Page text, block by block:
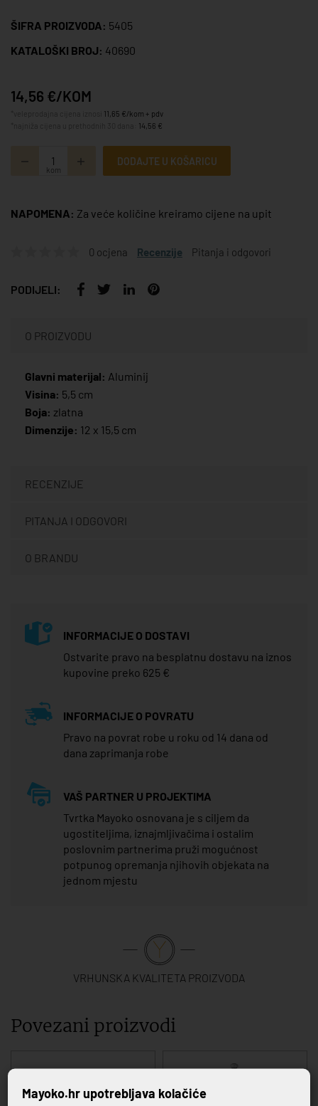
ŠIFRA PROIZVODA: 5405
KATALOŠKI BROJ: 40690
14,56 €/KOM
11,65 €/kom + pdv
14,56 €
kom
DODAJTE U KOŠARICU
NAPOMENA: Za veće količine kreiramo cijene na upit
0 ocjena Recenzije Pitanja i odgovori
PODIJELI:
O PROIZVODU
Glavni materijal: Aluminij
Visina: 5,5 cm
Boja: zlatna
Dimenzije: 12 x 15,5 cm
RECENZIJE
PITANJA I ODGOVORI
O BRANDU
INFORMACIJE O DOSTAVI
Ostvarite pravo na besplatnu dostavu na iznos
kupovine preko 625 €
INFORMACIJE O POVRATU
Pravo na povrat robe u roku od 14 dana od
dana zaprimanja robe
VAŠ PARTNER U PROJEKTIMA
Tvrtka Mayoko osnovana je s ciljem da
ugostiteljima, iznajmljivačima i ostalim
poslovnim partnerima pruži mogućnost
potpunog opremanja njihovih objekata na
jednom mjestu
VRHUNSKA KVALITETA PROIZVODA
Povezani proizvodi
Mayoko.hr upotrebljava kolačiće